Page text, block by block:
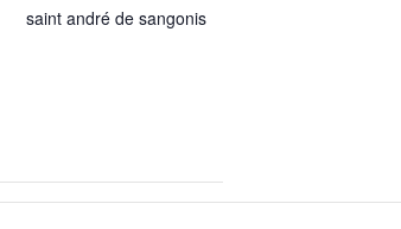
saint andré de sangonis